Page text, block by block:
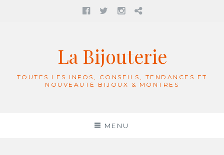
Facebook
twitterInstagram
Contact
La Bijouterie
TOUTES LES INFOS, CONSEILS, TENDANCES ET
NOUVEAUTÉ BIJOUX & MONTRES
MENU